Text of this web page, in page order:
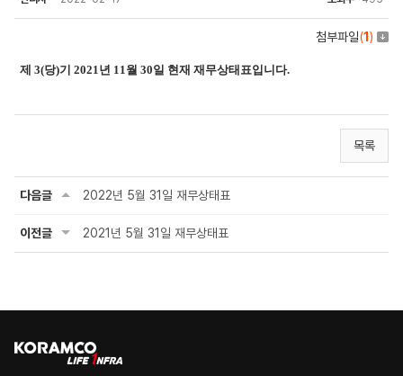
첨부파일(1 )
제 3(당)기 2021년 11월 30일 현재 재무상태표입니다.
목록
다음글 2022년 5월 31일 재무상태표
이전글 2021년 5월 31일 재무상태표